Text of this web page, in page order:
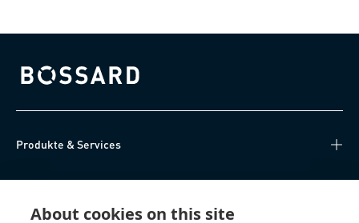
About cookies on this site
Bossard homepage
Produkte & Services
Wissen